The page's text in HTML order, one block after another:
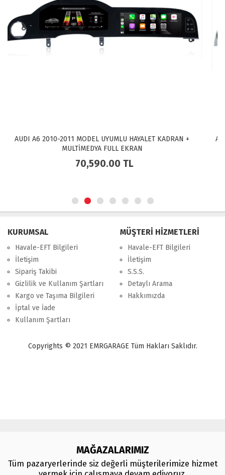
AUDİ A6 2010-2011 ANDROİD MULTİMEDYA CARPLAY 4GB RAM
+ 64GB HDD NAVİGASYON EKRAN NAVIMEX
23,500.00TL
KURUMSAL
Havale-EFT Bilgileri
İletişim
Sipariş Takibi
Gizlilik ve Kullanım Şartları
Kargo ve Taşıma Bilgileri
İptal ve İade
Kullanım Şartları
MÜŞTERİ HİZMETLERİ
Havale-EFT Bilgileri
İletişim
S.S.S.
Detaylı Arama
Hakkımızda
Copyrights © 2021 EMRGARAGE Tüm Hakları Saklıdır.
MAĞAZALARIMIZ
Tüm pazaryerlerinde siz değerli müşterilerimize hizmet